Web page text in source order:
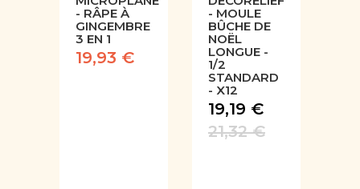
- RÂPE À
GINGEMBRE
3 EN 1
19,93 €
- MOULE
BÛCHE DE
NOËL
LONGUE -
1/2
STANDARD
- X12
19,19 €
21,32 €